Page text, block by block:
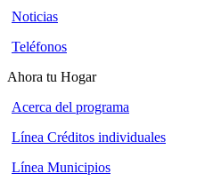
Noticias
Teléfonos
Ahora tu Hogar
Acerca del programa
Línea Créditos individuales
Línea Municipios